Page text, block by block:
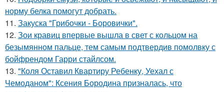
норму белка помогут добрать.
11. Закуска "Грибочки - Боровички".
12. Зои кравиц впервые вышла в свет с кольцом на
безымянном пальце, тем самым подтвердив помолвку с
бойфрендом Гарри стайлсом.
13. "Коля Оставил Квартиру Ребенку, Уехал с
Чемоданом": Ксения Бородина призналась, что